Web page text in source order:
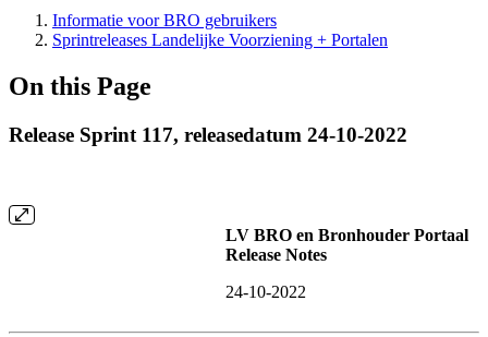
Informatie voor BRO gebruikers
Sprintreleases Landelijke Voorziening + Portalen
On this Page
Release Sprint 117, releasedatum 24-10-2022
LV BRO en Bronhouder Portaal
Release Notes
24-10-2022